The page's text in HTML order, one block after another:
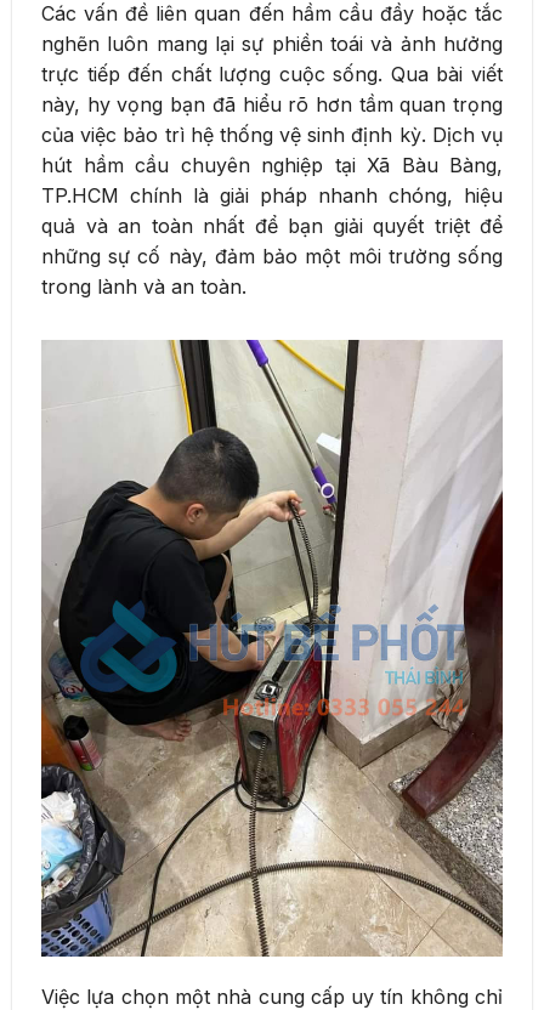
Các vấn đề liên quan đến hầm cầu đầy hoặc tắc
nghẽn luôn mang lại sự phiền toái và ảnh hưởng
trực tiếp đến chất lượng cuộc sống. Qua bài viết
này, hy vọng bạn đã hiểu rõ hơn tầm quan trọng
của việc bảo trì hệ thống vệ sinh định kỳ. Dịch vụ
hút hầm cầu chuyên nghiệp tại Xã Bàu Bàng,
TP.HCM chính là giải pháp nhanh chóng, hiệu
quả và an toàn nhất để bạn giải quyết triệt để
những sự cố này, đảm bảo một môi trường sống
trong lành và an toàn.
Việc lựa chọn một nhà cung cấp uy tín không chỉ